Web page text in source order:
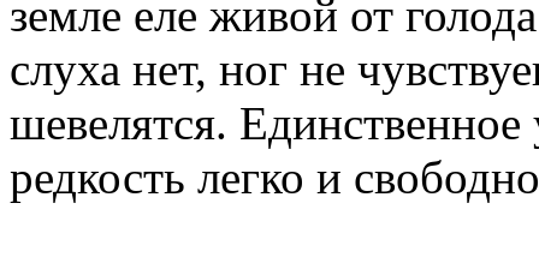
земле еле живой от
слуха нет, ног не
шевелятся.
редкость легко и